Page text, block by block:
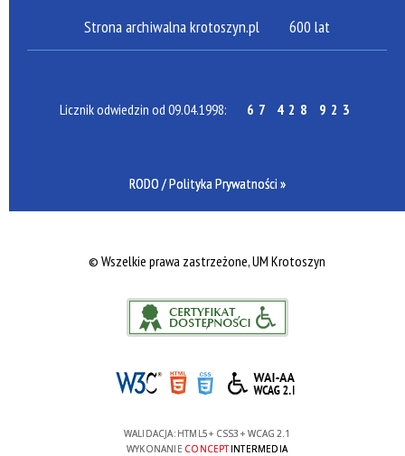
Strona archiwalna krotoszyn.pl 600 lat
Licznik odwiedzin od 09.04.1998: 67 428 923
RODO / Polityka Prywatności »
© Wszelkie prawa zastrzeżone, UM Krotoszyn
WALIDACJA: HTML5+ CSS3 + WCAG 2.1
WYKONANIE CONCEPTINTERMEDIA